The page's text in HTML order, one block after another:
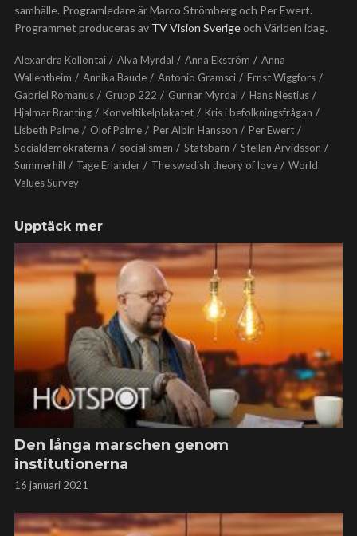
samhälle. Programledare är Marco Strömberg och Per Ewert.
Programmet produceras av TV Vision Sverigeoch Världen idag.
Alexandra Kollontai Alva Myrdal Anna Ekström
Anna
Wallentheim
Annika Baude Antonio Gramsci
Ernst Wiggfors
Gabriel Romanus
Grupp 222 Gunnar Myrdal
Hans Nestius
Hjalmar Branting
Konveltikelplakatet
Kris i befolkningsfrågan
Lisbeth Palme
Olof Palme Per Albin Hansson
Per Ewert
Socialdemokraterna
socialismen Statsbarn
Stellan Arvidsson
Summerhill
Tage Erlander The swedish theory of love
World
Values Survey
Upptäck mer
Den långa marschen genom
institutionerna
16 januari 2021